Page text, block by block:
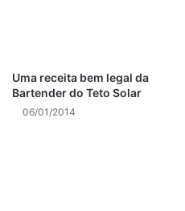
Gastronomia no Rio
Uma receita bem legal da
Bartender do Teto Solar
06/01/2014